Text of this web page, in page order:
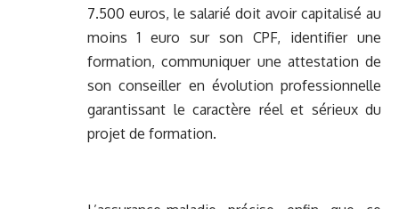
7.500 euros, le salarié doit avoir capitalisé au
moins 1 euro sur son CPF, identifier une
formation, communiquer une attestation de
son conseiller en évolution professionnelle
garantissant le caractère réel et sérieux du
projet de formation.